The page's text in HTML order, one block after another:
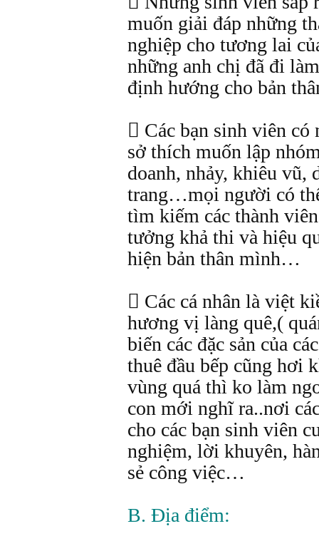
muốn giải đáp những
nghiệp cho tương lai
những anh chị đã đi
định hướng cho bản
 Các bạn sinh viên có
sở thích muốn lập
doanh, nhảy, khiêu
trang…mọi người có
tìm kiếm các thành
tưởng khả thi và hiệu
hiện bản thân mình…
 Các cá nhân là việt
hương vị làng quê,(
biến các đặc sản của
thuê đầu bếp cũng hơi
vùng quá thì ko làm
con mới nghĩ ra..nơi
cho các bạn sinh viên
nghiệm, lời khuyên,
sẻ công việc…
B. Địa điểm: